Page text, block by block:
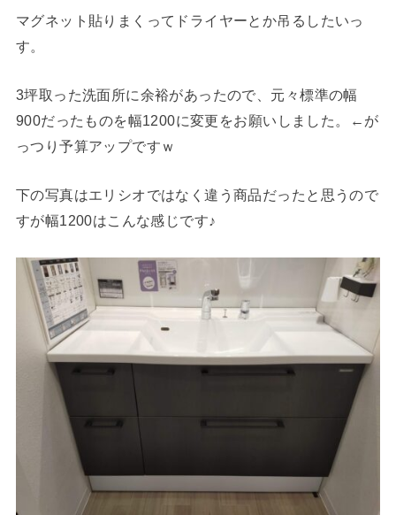
マグネット貼りまくってドライヤーとか吊るしたいっ
す。
3坪取った洗面所に余裕があったので、元々標準の幅
900だったものを幅1200に変更をお願いしました。←が
っつり予算アップですｗ
下の写真はエリシオではなく違う商品だったと思うので
すが幅1200はこんな感じです♪